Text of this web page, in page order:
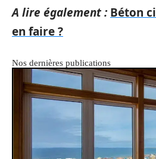
A lire également : Béton
en faire ?
Nos dernières publications